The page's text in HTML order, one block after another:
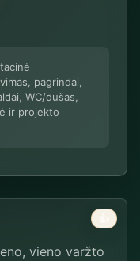
pagrindai,
WC/dušas,
ir projekto
vieno varžto